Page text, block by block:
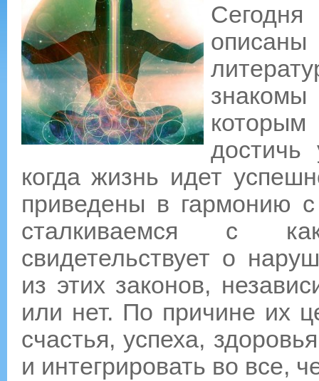
Сегодня
когда жизнь идет
приведены в гармонию
сталкиваемся с
свидетельствует о
из этих законов,
или нет. По причине их
счастья, успеха,
и интегрировать во все,